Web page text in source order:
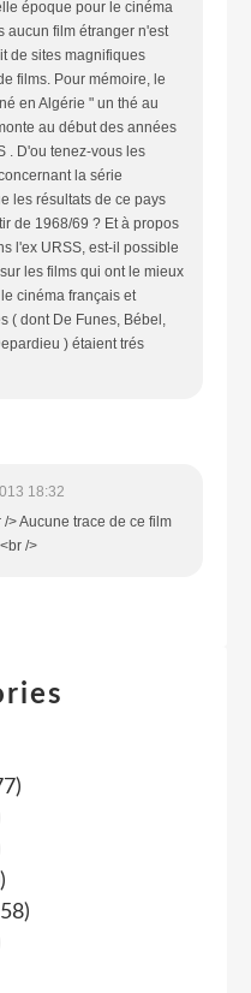
époque pour le cinéma
aucun film étranger n'est
de sites magnifiques
films. Pour mémoire, le
en Algérie " un thé au
au début des années
. D'ou tenez-vous les
la série
les résultats de ce pays
de 1968/69 ? Et à propos
l'ex URSS, est-il possible
les films qui ont le mieux
cinéma français et
( dont De Funes, Bébel,
) étaient trés
18:32
> Aucune trace de ce film
/>